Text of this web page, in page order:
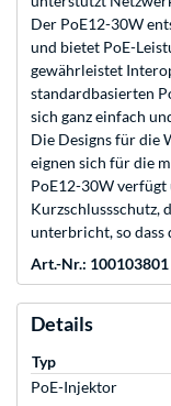
Der PoE12-30W
und bietet PoE-
gewährleistet
standardbasierten
sich ganz einfach
Die Designs für die
eignen sich für die
PoE12-30W
Kurzschlussschutz,
unterbricht, so dass
Art.-Nr.: 100103801
Details
Typ
PoE-Injektor